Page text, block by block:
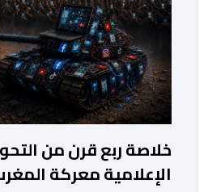
خلاصة ربع قرن من
الإعلامية معركة